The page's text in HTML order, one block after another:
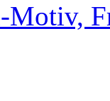
Motiv,